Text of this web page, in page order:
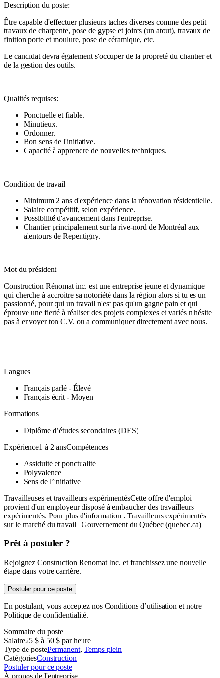
Description du poste:
Être capable d'effectuer plusieurs taches diverses comme des petit
travaux de charpente, pose de gypse et joints (un atout), travaux de
finition porte et moulure, pose de céramique, etc.
Le candidat devra également s'occuper de la propreté du chantier et
de la gestion des outils.
Qualités requises:
Ponctuelle et fiable.
Minutieux.
Ordonner.
Bon sens de l'initiative.
Capacité à apprendre de nouvelles techniques.
Condition de travail
Minimum 2 ans d'expérience dans la rénovation résidentielle.
Salaire compétitif, selon expérience.
Possibilité d'avancement dans l'entreprise.
Chantier principalement sur la rive-nord de Montréal aux
alentours de Repentigny.
Mot du président
Construction Rénomat inc. est une entreprise jeune et dynamique
qui cherche à accroitre sa notoriété dans la région alors si tu es un
passionné, pour qui un travail n'est pas qu'un gagne pain et qui
éprouve une fierté à réaliser des projets complexes et variés n'hésite
pas à envoyer ton C.V. ou a communiquer directement avec nous.
Langues
Français parlé - Élevé
Français écrit - Moyen
Formations
Diplôme d’études secondaires (DES)
Expérience1 à 2 ansCompétences
Assiduité et ponctualité
Polyvalence
Sens de l’initiative
Travailleuses et travailleurs expérimentésCette offre d'emploi
provient d'un employeur disposé à embaucher des travailleurs
expérimentés. Pour plus d'information : Travailleurs expérimentés
sur le marché du travail | Gouvernement du Québec (quebec.ca)
Prêt à postuler ?
Rejoignez Construction Renomat Inc. et franchissez une nouvelle
étape dans votre carrière.
Postuler pour ce poste
En postulant, vous acceptez nos Conditions d’utilisation et notre
Politique de confidentialité.
Sommaire du poste
Salaire25 $ à 50 $ par heure
Type de postePermanent, Temps plein
CatégoriesConstruction
Postuler pour ce poste
À propos de l'entreprise